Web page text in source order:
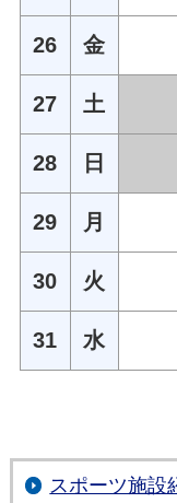
26 金
27 土
28 日
29 月
30 火
31 水
スポーツ施設